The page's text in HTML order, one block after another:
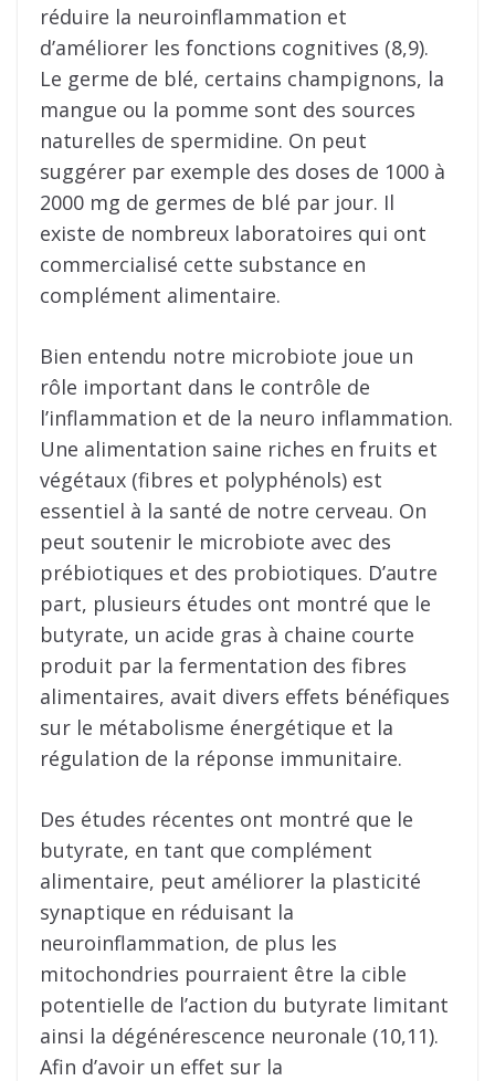
réduire la neuroinflammation et
d’améliorer les fonctions cognitives (8,9).
Le germe de blé, certains champignons, la
mangue ou la pomme sont des sources
naturelles de spermidine. On peut
suggérer par exemple des doses de 1000 à
2000 mg de germes de blé par jour. Il
existe de nombreux laboratoires qui ont
commercialisé cette substance en
complément alimentaire.
Bien entendu notre microbiote joue un
rôle important dans le contrôle de
l’inflammation et de la neuro inflammation.
Une alimentation saine riches en fruits et
végétaux (fibres et polyphénols) est
essentiel à la santé de notre cerveau. On
peut soutenir le microbiote avec des
prébiotiques et des probiotiques. D’autre
part, plusieurs études ont montré que le
butyrate, un acide gras à chaine courte
produit par la fermentation des fibres
alimentaires, avait divers effets bénéfiques
sur le métabolisme énergétique et la
régulation de la réponse immunitaire.
Des études récentes ont montré que le
butyrate, en tant que complément
alimentaire, peut améliorer la plasticité
synaptique en réduisant la
neuroinflammation, de plus les
mitochondries pourraient être la cible
potentielle de l’action du butyrate limitant
ainsi la dégénérescence neuronale (10,11).
Afin d’avoir un effet sur la